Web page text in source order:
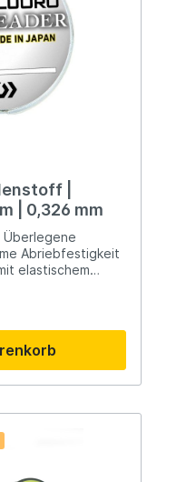
erzielen. Ideal
Rollen.
Verhältnis! 8-
Hohe
/li>
in Japan
|
| 0,326 mm
Überlegene
Abriebfestigkeit
elastischem